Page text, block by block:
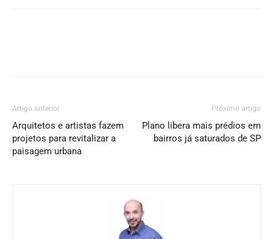
Artigo anterior
Arquitetos e artistas fazem
projetos para revitalizar a
paisagem urbana
Próximo artigo
Plano libera mais prédios em
bairros já saturados de SP